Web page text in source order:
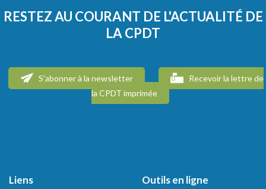
RESTEZ AU COURANT DE L'ACTUALITÉ DE
LA CPDT
S'abonner à la newsletter
Recevoir la lettre de
la CPDT imprimée
Liens Outils en ligne